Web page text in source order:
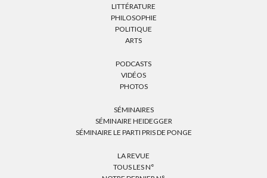
LITTÉRATURE
PHILOSOPHIE
POLITIQUE
ARTS
PODCASTS
VIDÉOS
PHOTOS
SÉMINAIRES
SÉMINAIRE HEIDEGGER
SÉMINAIRE LE PARTI PRIS DE PONGE
LA REVUE
TOUS LES N°